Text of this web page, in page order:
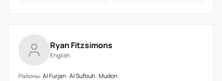
Ryan Fitzsimons
English
Районы:Al Furjan · Al Sufouh · Mudon